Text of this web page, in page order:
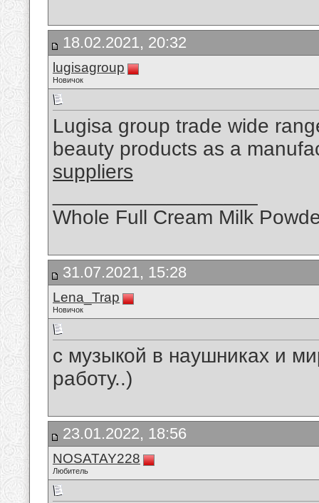
18.02.2021, 20:32
lugisagroup
Новичок
Lugisa group trade wide
beauty products as a
suppliers
Whole Full Cream Milk
31.07.2021, 15:28
Lena_Trap
Новичок
с музыкой в наушниках и
работу..)
23.01.2022, 18:56
NOSATAY228
Любитель